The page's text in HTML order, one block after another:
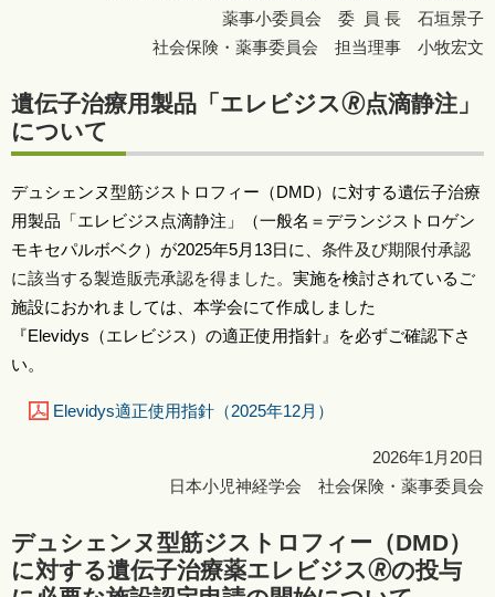
薬事小委員会 委 員 長 石垣景子
社会保険・薬事委員会 担当理事 小牧宏文
遺伝子治療用製品「エレビジス🄬点滴静注」
について
デュシェンヌ型筋ジストロフィー（DMD）に対する遺伝子治療
用製品「エレビジス点滴静注」（一般名＝デランジストロゲン
モキセパルボベク）が2025年5月 13日に、 条件及び期限付承認
に該当する製造販売承認を得ました。 実施を検討されているご
施設におかれましては、本学会にて作成しました
『Elevidys （エレビジス）の適正使用指針』を必ずご確認下さ
い。
Elevidys適正使用指針（2025年12月）
2026年1月20日
日本小児神経学会 社会保険・薬事委員会
デュシェンヌ型筋ジストロフィー（DMD）
に対する遺伝子治療薬エレビジス🄬の投与